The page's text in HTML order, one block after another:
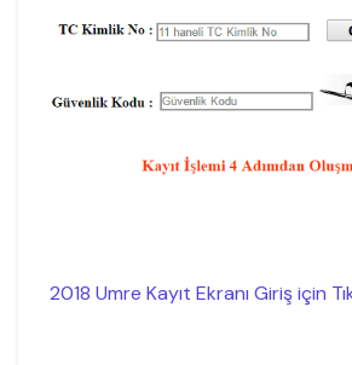
2018 Umre Kayıt Ekranı Giriş için